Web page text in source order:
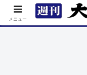
TOP 特集 ニ
メニュー